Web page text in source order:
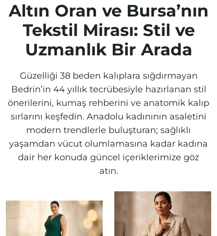
Altın Oran ve Bursa’nın
Tekstil Mirası: Stil ve
Uzmanlık Bir Arada
Güzelliği 38 beden kalıplara sığdırmayan
Bedrin’in 44 yıllık tecrübesiyle hazırlanan stil
önerilerini, kumaş rehberini ve anatomik kalıp
sırlarını keşfedin. Anadolu kadınının asaletini
modern trendlerle buluşturan; sağlıklı
yaşamdan vücut olumlamasına kadar kadına
dair her konuda güncel içeriklerimize göz
atın.